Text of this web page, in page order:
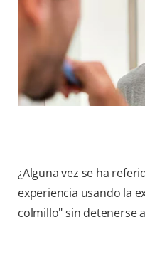
¿Alguna vez se ha
experiencia usando la
colmillo" sin detenerse